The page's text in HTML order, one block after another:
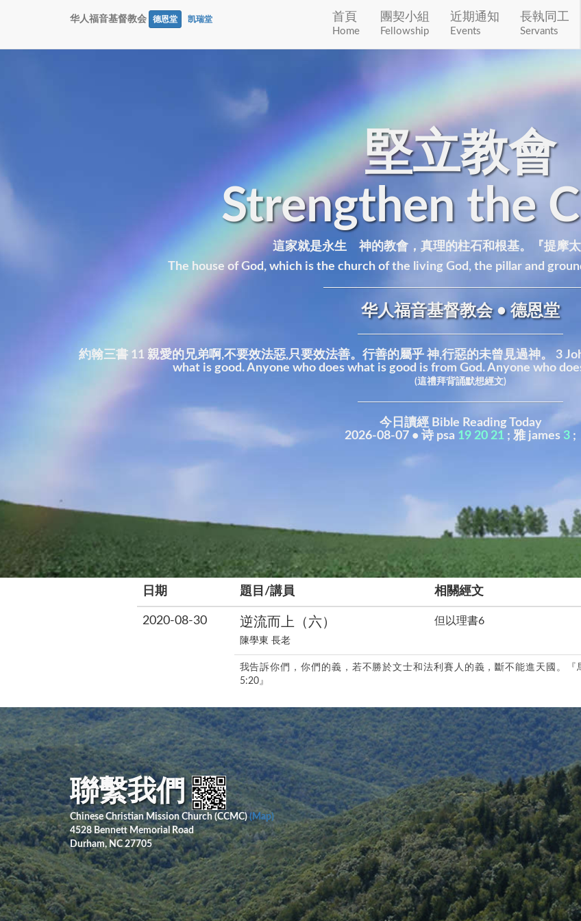
华人福音基督教会 德恩堂 凯瑞堂 首頁
Home
團契小組
Fellowship
近期通知
Events
長執同工
Servants
堅立教會
Strengthen the
這家就是永生 神的教會，真理的柱石和根基。『提摩太
The house of God, which is the church of the living God, the pillar and
华人福音基督教会 • 德恩堂
約翰三書 11 親愛的兄弟啊,不要效法惡,只要效法善。行善的屬乎 神,行惡的未曾見過神。 3
what is good. Anyone who does what is good is from God. Anyone who
(這禮拜背誦默想經文)
今日讀經 Bible Reading Today
2026-08-07 • 诗 psa 19 20 21 ; 雅 james 3 ;
日期 題目/講員 相關經文
2020-08-30 逆流而上（六）
陳學東 長老
但以理書6
我告訴你們，你們的義，若不勝於文士和法利賽人的義，斷不能進天國。『
5:20』
聯繫我們
Chinese Christian Mission Church (CCMC) (Map)
4528 Bennett Memorial Road
Durham, NC 27705